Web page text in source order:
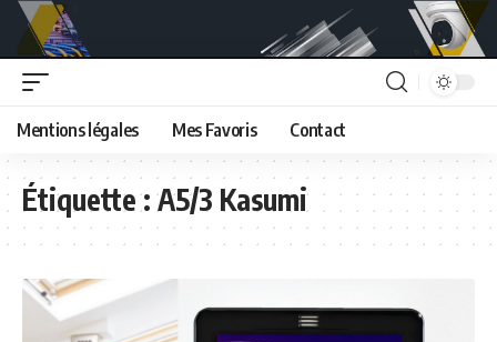
Mentions légales Mes Favoris Contact
Étiquette :A5/3 Kasumi